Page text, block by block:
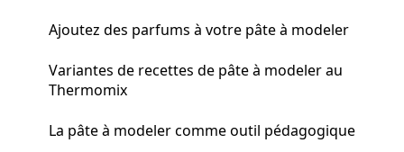
Ajoutez des parfums à votre pâte à modeler
Variantes de recettes de pâte à modeler au
Thermomix
La pâte à modeler comme outil pédagogique